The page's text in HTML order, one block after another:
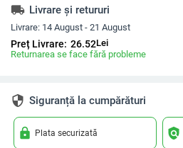
local_shipping Livrare și retururi
Livrare: 14 August - 21 August
Preț Livrare: 26.52Lei
Returnarea se face fără probleme
security Siguranță la cumpărături
lock Plata securizată policy